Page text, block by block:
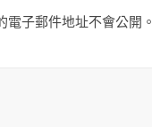
電子郵件地址不會公開。